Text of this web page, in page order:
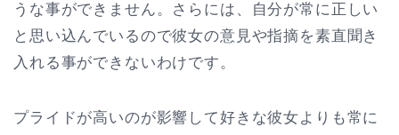
うな事ができません。さらには、自分が常に正しい
と思い込んでいるので彼女の意見や指摘を素直聞き
入れる事ができないわけです。
プライドが高いのが影響して好きな彼女よりも常に